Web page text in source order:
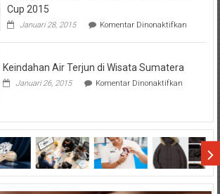
Hasil
Cup 2015
Januari 28, 2015 Komentar Dinonaktifkanpada
Beny
Keindahan Air Terjun di Wisata Sumatera
Januari 26, 2015 Komentar Dinonaktifkanpada
di
Wisata
Sumatera